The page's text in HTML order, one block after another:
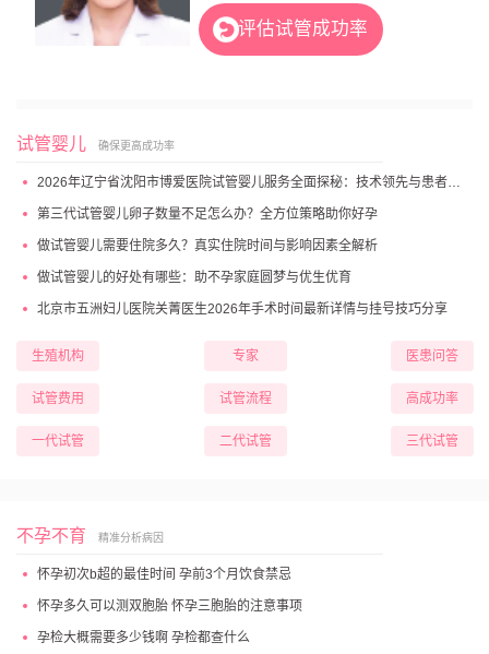
评估试管成功率
试管婴儿 确保更高成功率
2026年辽宁省沈阳市博爱医院试管婴儿服务全面探秘：技术领先与患者高满意度
第三代试管婴儿卵子数量不足怎么办？全方位策略助你好孕
做试管婴儿需要住院多久？真实住院时间与影响因素全解析
做试管婴儿的好处有哪些：助不孕家庭圆梦与优生优育
北京市五洲妇儿医院关菁医生2026年手术时间最新详情与挂号技巧分享
生殖机构 专家 医患问答
试管费用 试管流程 高成功率
一代试管 二代试管 三代试管
不孕不育 精准分析病因
怀孕初次b超的最佳时间 孕前3个月饮食禁忌
怀孕多久可以测双胞胎 怀孕三胞胎的注意事项
孕检大概需要多少钱啊 孕检都查什么